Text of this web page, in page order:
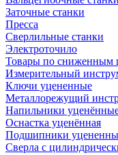
Заточные станки
Пресса
Сверлильные станки
Электроточило
Товары по сниженным
Измерительный
Ключи уцененные
Металлорежущий
Напильники
Оснастка уценённая
Подшипники
Сверла с